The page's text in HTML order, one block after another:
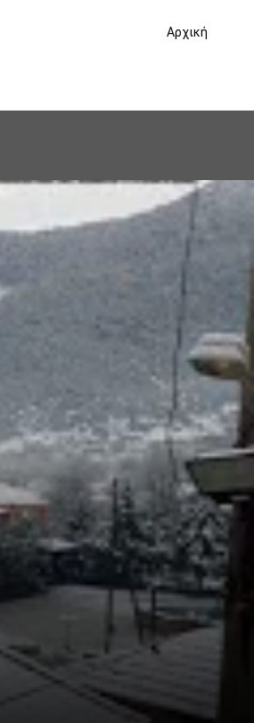
Αρχική